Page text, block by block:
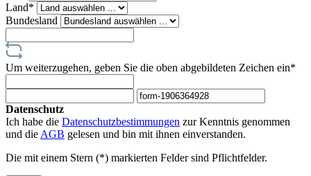
Land*
Bundesland
Um weiterzugehen, geben Sie die oben abgebildeten Zeichen ein*
Datenschutz
Ich habe die Datenschutzbestimmungen zur Kenntnis genommen
und die AGB gelesen und bin mit ihnen einverstanden.
Die mit einem Stern (*) markierten Felder sind Pflichtfelder.